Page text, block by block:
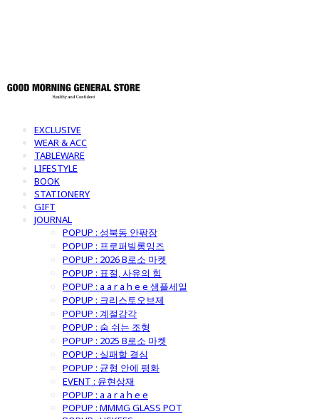
EXCLUSIVE
WEAR & ACC
TABLEWARE
LIFESTYLE
BOOK
STATIONERY
GIFT
JOURNAL
POPUP : 성북동 안팎장
POPUP : 프로퍼빌롱잉즈
POPUP : 2026 B로소 마켓
POPUP : 표절, 사유의 힘
POPUP : a a r a h e e 샘플세일
POPUP : 크리스토오브제
POPUP : 계절감각
POPUP : 숨 쉬는 조형
POPUP : 2025 B로소 마켓
POPUP : 실패할 결심
POPUP : 균형 안에 평화
EVENT : 윤현상재
POPUP : a a r a h e e
POPUP : MMMG GLASS POT